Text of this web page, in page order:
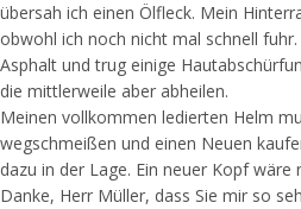
übersah ich einen Ölfleck. Mein
obwohl ich noch nicht mal schnell
Asphalt und trug einige
die mittlerweile aber abheilen.
Meinen vollkommen ledierten Helm
wegschmeißen und einen Neuen
dazu in der Lage. Ein neuer Kopf
Danke, Herr Müller, dass Sie mir so